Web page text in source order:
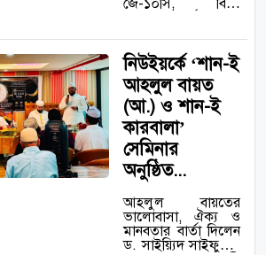
নিউইয়র্কে ‘শান-ই
আহলুল বায়ত
(আ.) ও শান-ই
কারবালা’
সেমিনার
অনুষ্ঠিত...
আহলুল বায়তের
ভালোবাসা, ঐক্য ও
মানবতার বার্তা দিলেন
ড. সাইয়্যিদ সাইফুদ্দীন